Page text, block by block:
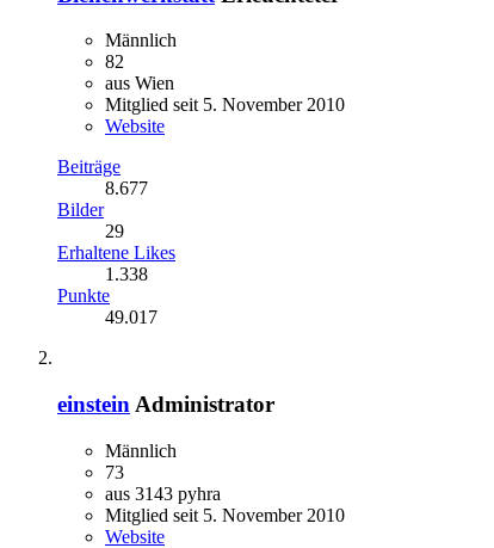
Männlich
82
aus Wien
Mitglied seit 5. November 2010
Website
Beiträge
8.677
Bilder
29
Erhaltene Likes
1.338
Punkte
49.017
einstein Administrator
Männlich
73
aus 3143 pyhra
Mitglied seit 5. November 2010
Website